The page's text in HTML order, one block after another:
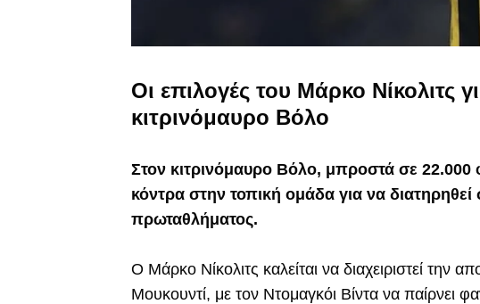
Οι επιλογές του Μάρκο Νίκολιτς
κιτρινόμαυρο Βόλο
Στον κιτρινόμαυρο Βόλο, μπροστά σε 22.000
κόντρα στην τοπική ομάδα για να
πρωταθλήματος.
Ο Μάρκο Νίκολιτς καλείται να διαχειριστεί την
Μουκουντί, με τον Ντομαγκόι Βίντα να παίρνει